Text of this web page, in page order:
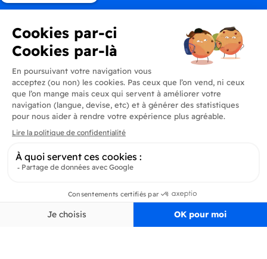
Produits
En savoir plus